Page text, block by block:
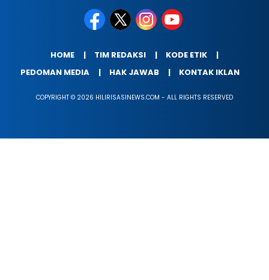
HOME TIM REDAKSI
KODE ETIK
PEDOMAN MEDIA
HAK JAWAB KONTAK IKLAN
COPYRIGHT © 2026 HILIRISASINEWS.COM - ALL RIGHTS RESERVED